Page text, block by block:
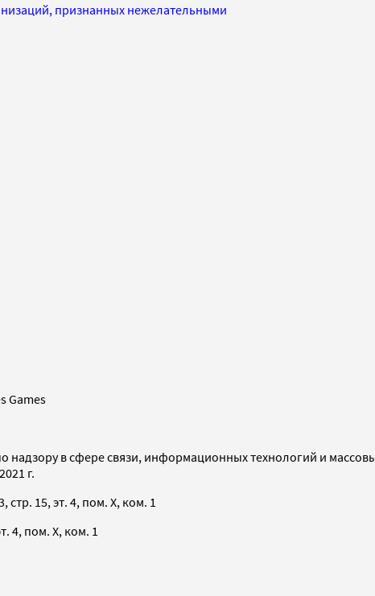
признанных нежелательными
Games
надзору в сфере связи, информационных технологий и
г.
15, эт. 4, пом. X, ком. 1
4, пом. X, ком. 1